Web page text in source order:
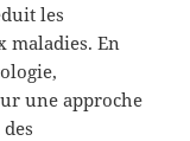
les
maladies. En
une approche